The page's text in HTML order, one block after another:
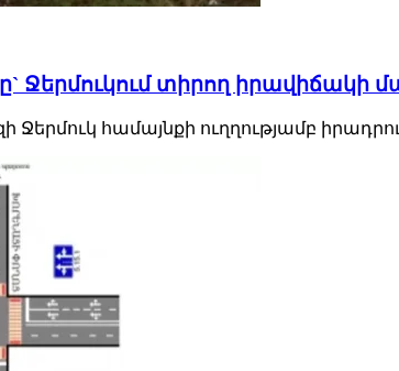
տիրող իրավիճակի
Ջերմուկ համայնքի ուղղությամբ